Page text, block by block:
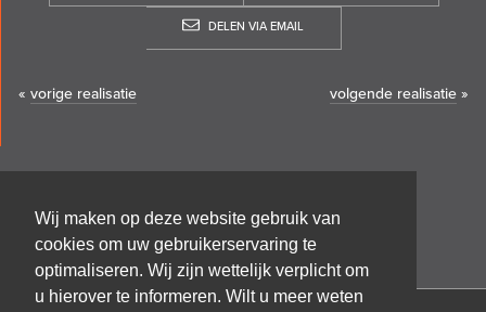
Wij maken op deze website gebruik van
cookies om uw gebruikerservaring te
optimaliseren. Wij zijn wettelijk verplicht om
u hierover te informeren. Wilt u meer weten
DELEN VIA EMAIL
« vorige realisatie volgende realisatie »